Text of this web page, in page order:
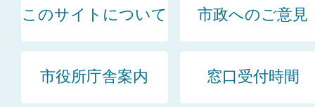
このサイトについて 市政へのご意見
市役所庁舎案内 窓口受付時間